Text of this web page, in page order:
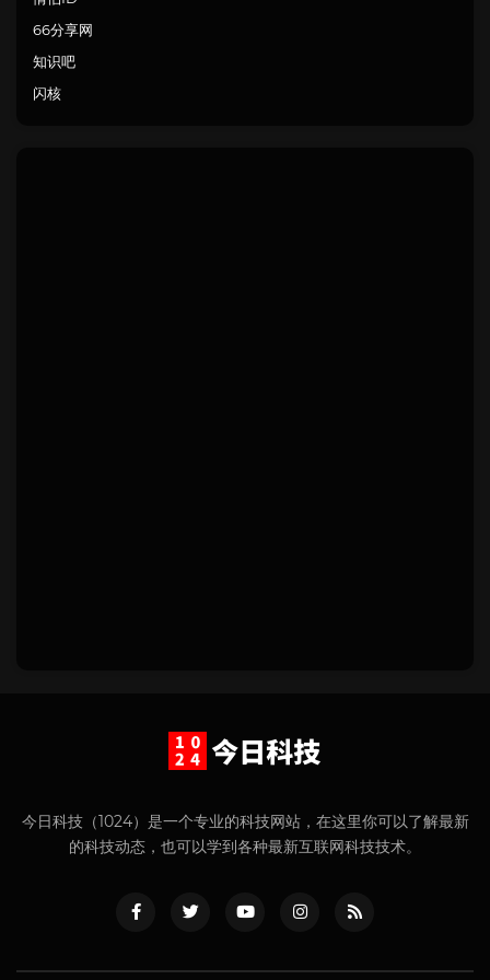
66分享网
知识吧
闪核
今日科技（1024）是一个专业的科技网站，在这里你可以了解最新
的科技动态，也可以学到各种最新互联网科技技术。